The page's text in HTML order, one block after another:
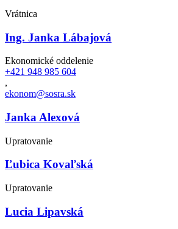
Vrátnica
Ing. Janka Lábajová
Ekonomické oddelenie
+421 948 985 604
,
ekonom@sosra.sk
Janka Alexová
Upratovanie
Ľubica Kovaľská
Upratovanie
Lucia Lipavská